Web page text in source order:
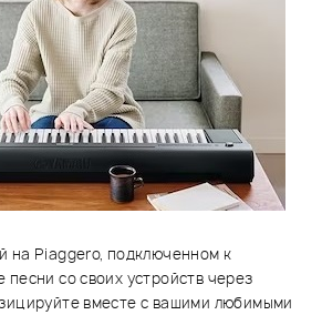
на Piaggero, подключенном к
со своих устройств через
вместе с вашими любимыми